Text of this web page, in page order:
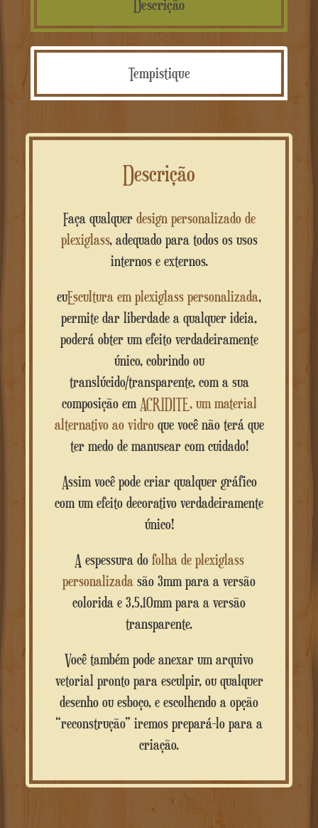
Descrição
Tempistique
Descrição
Faça qualquerdesign personalizado de
plexiglass, adequado para todos os usos
internos e externos.
euEscultura em plexiglass personalizada,
permite dar liberdade a qualquer ideia,
poderá obter um efeito verdadeiramente
único, cobrindo ou
translúcido/transparente, com a sua
composição em ACRIDITE, um material
alternativo ao vidro que você não terá que
ter medo de manusear com cuidado!
Assim você pode criar qualquer gráfico
com um efeito decorativo verdadeiramente
único!
A espessura do folha de plexiglass
personalizada são 3mm para a versão
colorida e 3,5,10mm para a versão
transparente.
Você também pode anexar um arquivo
vetorial pronto para esculpir, ou qualquer
desenho ou esboço, e escolhendo a opção
“reconstrução” iremos prepará-lo para a
criação.